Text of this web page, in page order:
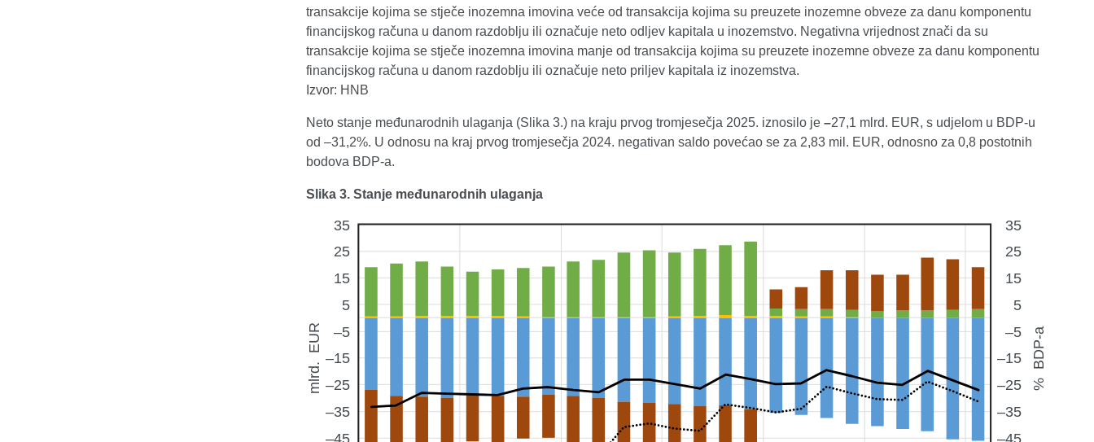
transakcije kojima se stječe inozemna imovina veće od transakcija kojima su preuzete inozemne obveze za danu komponentu
financijskog računa u danom razdoblju ili označuje neto odljev kapitala u inozemstvo. Negativna vrijednost znači da su
transakcije kojima se stječe inozemna imovina manje od transakcija kojima su preuzete inozemne obveze za danu komponentu
financijskog računa u danom razdoblju ili označuje neto priljev kapitala iz inozemstva.
Izvor: HNB
Neto stanje međunarodnih ulaganja (Slika 3.) na kraju prvog tromjesečja 2025. iznosilo je –27,1 mlrd. EUR, s udjelom u BDP-u
od –31,2%. U odnosu na kraj prvog tromjesečja 2024. negativan saldo povećao se za 2,83 mil. EUR, odnosno za 0,8 postotnih
bodova BDP-a.
Slika 3. Stanje međunarodnih ulaganja